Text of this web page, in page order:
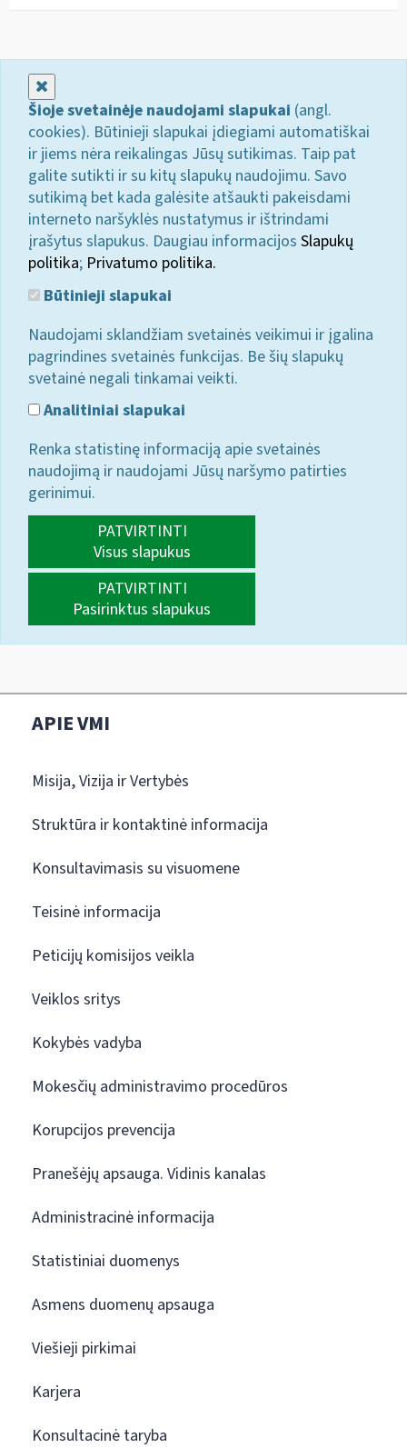
Šioje svetainėje naudojami slapukai (angl.
cookies). Būtinieji slapukai įdiegiami automatiškai
ir jiems nėra reikalingas Jūsų sutikimas. Taip pat
galite sutikti ir su kitų slapukų naudojimu. Savo
sutikimą bet kada galėsite atšaukti pakeisdami
interneto naršyklės nustatymus ir ištrindami
įrašytus slapukus. Daugiau informacijos Slapukų
politika; Privatumo politika.
Būtinieji slapukai
Naudojami sklandžiam svetainės veikimui ir įgalina
pagrindines svetainės funkcijas. Be šių slapukų
svetainė negali tinkamai veikti.
Analitiniai slapukai
Renka statistinę informaciją apie svetainės
naudojimą ir naudojami Jūsų naršymo patirties
gerinimui.
PATVIRTINTI
Visus slapukus
PATVIRTINTI
Pasirinktus slapukus
APIE VMI
Misija, Vizija ir Vertybės
Struktūra ir kontaktinė informacija
Konsultavimasis su visuomene
Teisinė informacija
Peticijų komisijos veikla
Veiklos sritys
Kokybės vadyba
Mokesčių administravimo procedūros
Korupcijos prevencija
Pranešėjų apsauga. Vidinis kanalas
Administracinė informacija
Statistiniai duomenys
Asmens duomenų apsauga
Viešieji pirkimai
Karjera
Konsultacinė taryba